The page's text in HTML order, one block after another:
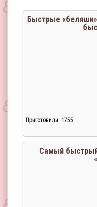
Быстрые
Приготовили: 1755
Самый